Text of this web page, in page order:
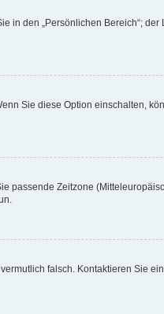
in den „Persönlichen Bereich“;
Sie diese Option einschalten,
passende Zeitzone
falsch. Kontaktieren Sie